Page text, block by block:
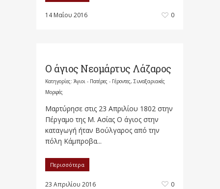
14 Μαΐου 2016 0
Ο άγιος Νεομάρτυς Λάζαρος
Κατηγορίες: Άγιοι - Πατέρες - Γέροντες, Συναξαριακές
Μορφές
Μαρτύρησε στις 23 Απριλίου 1802 στην
Πέργαμο της Μ. Ασίας Ο άγιος στην
καταγωγή ήταν Βούλγαρος από την
πόλη Κάμπροβα...
Περισσότερα
23 Απριλίου 2016 0